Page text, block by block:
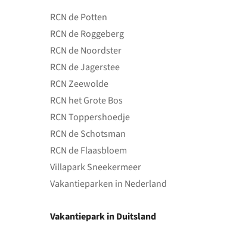
RCN de Potten
RCN de Roggeberg
RCN de Noordster
RCN de Jagerstee
RCN Zeewolde
RCN het Grote Bos
RCN Toppershoedje
RCN de Schotsman
RCN de Flaasbloem
Villapark Sneekermeer
Vakantieparken in Nederland
Vakantiepark in Duitsland